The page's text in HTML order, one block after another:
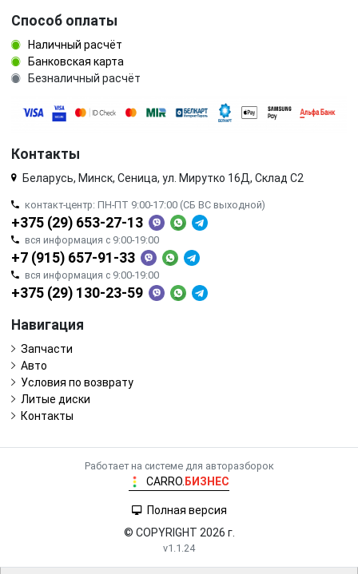
Способ оплаты
Наличный расчёт
Банковская карта
Безналичный расчёт
Контакты
Беларусь, Минск, Сеница, ул. Мирутко 16Д, Склад С2
контакт-центр: ПН-ПТ 9:00-17:00 (СБ ВС выходной)
+375 (29) 653-27-13
вся информация с 9:00-19:00
+7 (915) 657-91-33
вся информация с 9:00-19:00
+375 (29) 130-23-59
Навигация
Запчасти
Авто
Условия по возврату
Литые диски
Контакты
Работает на системе для авторазборок
CARRO. БИЗНЕС
Полная версия
© COPYRIGHT 2026 г.
v1.1.24